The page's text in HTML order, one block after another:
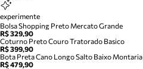
experimente
Bolsa Shopping Preto Mercato Grande
R$ 329,90
Coturno Preto Couro Tratorado Basico
R$ 399,90
Bota Preta Cano Longo Salto Baixo Montaria
R$ 479,90